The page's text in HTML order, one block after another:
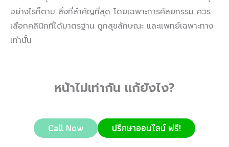
อย่างไรก็ตาม สิ่งที่สำคัญที่สุด โดยเฉพาะการศัลยกรรม ควร
เลือกคลินิกที่ได้มาตรฐาน ถูกสุขลักษณะ และแพทย์เฉพาะทาง
เท่านั้น
หน้าไม่เท่ากัน แก้ยังไง?
Call Now ปรึกษาออนไลน์ ฟรี!